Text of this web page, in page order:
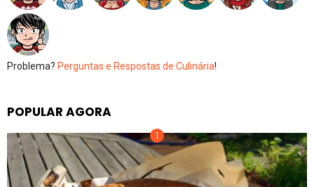
Problema? Perguntas e Respostas de Culinária!
POPULAR AGORA